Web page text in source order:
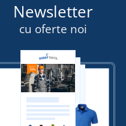
Newsletter
cu oferte noi